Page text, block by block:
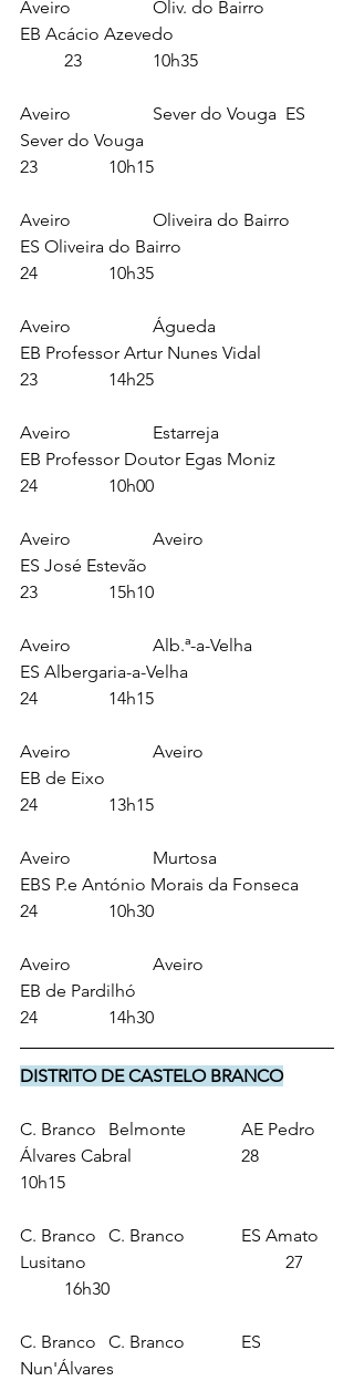
Aveiro		Oliv. do Bairro
EB Acácio Azevedo
	23		10h35
Aveiro		Sever do Vouga	ES
Sever do Vouga
23		10h15
Aveiro		Oliveira do Bairro
ES Oliveira do Bairro
24		10h35
Aveiro		Águeda
EB Professor Artur Nunes Vidal
23		14h25
Aveiro		Estarreja
EB Professor Doutor Egas Moniz
24		10h00
Aveiro		Aveiro
ES José Estevão
23		15h10
Aveiro		Alb.ª-a-Velha
ES Albergaria-a-Velha
24		14h15
Aveiro		Aveiro
EB de Eixo
24		13h15
Aveiro		Murtosa
EBS P.e António Morais da Fonseca
24		10h30
Aveiro		Aveiro
EB de Pardilhó
24		14h30
DISTRITO DE CASTELO BRANCO
C. Branco	Belmonte		AE Pedro
Álvares Cabral 			28
10h15
C. Branco	C. Branco		ES Amato
Lusitano					27
	16h30
C. Branco	C. Branco		ES
Nun'Álvares